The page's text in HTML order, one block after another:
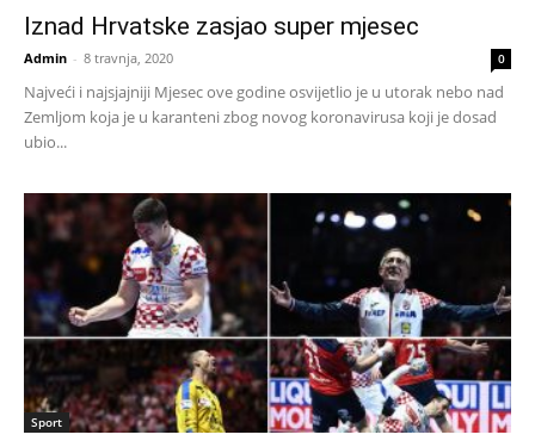
Iznad Hrvatske zasjao super mjesec
Admin - 8 travnja, 2020 0
Najveći i najsjajniji Mjesec ove godine osvijetlio je u utorak nebo nad
Zemljom koja je u karanteni zbog novog koronavirusa koji je dosad
ubio...
Sport